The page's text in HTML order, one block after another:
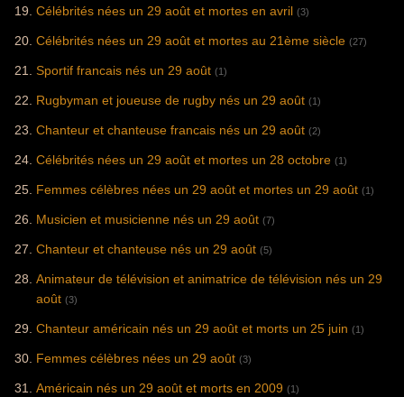
Célébrités nées un 29 août et mortes en avril (3)
Célébrités nées un 29 août et mortes au 21ème siècle (27)
Sportif francais nés un 29 août (1)
Rugbyman et joueuse de rugby nés un 29 août (1)
Chanteur et chanteuse francais nés un 29 août (2)
Célébrités nées un 29 août et mortes un 28 octobre (1)
Femmes célèbres nées un 29 août et mortes un 29 août (1)
Musicien et musicienne nés un 29 août (7)
Chanteur et chanteuse nés un 29 août (5)
Animateur de télévision et animatrice de télévision nés un 29
août (3)
Chanteur américain nés un 29 août et morts un 25 juin (1)
Femmes célèbres nées un 29 août (3)
Américain nés un 29 août et morts en 2009 (1)